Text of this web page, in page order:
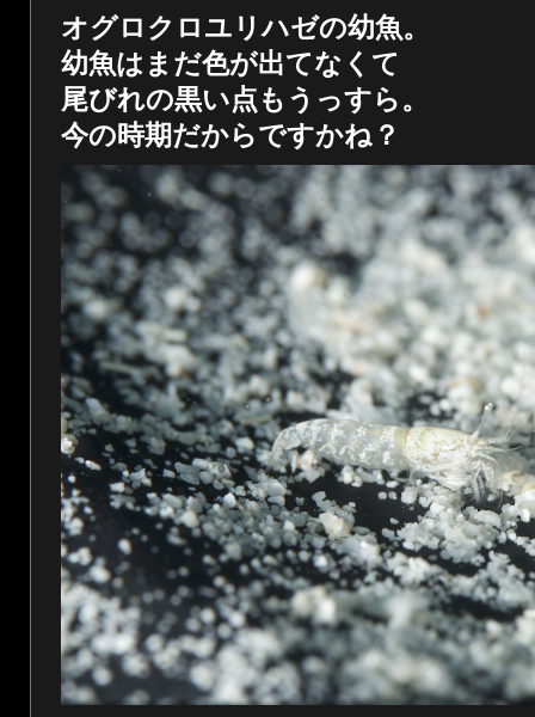
オグロクロユリハゼの幼魚。
幼魚はまだ色が出てなくて
尾びれの黒い点もうっすら。
今の時期だからですかね？